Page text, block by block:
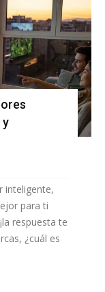
y
inteligente,
para ti
respuesta te
¿cuál es